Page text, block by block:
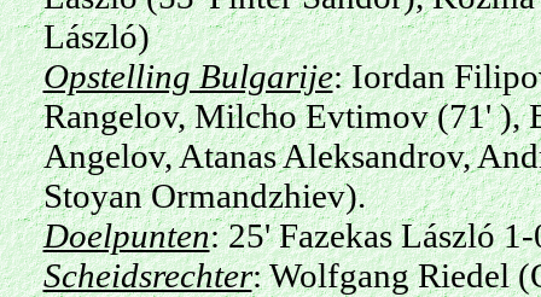
László)
Opstelling Bulgarije: Iordan
Rangelov, Milcho Evtimov (71'
Angelov, Atanas Aleksandrov,
Stoyan Ormandzhiev).
Doelpunten: 25' Fazekas László
Scheidsrechter: Wolfgang Riedel